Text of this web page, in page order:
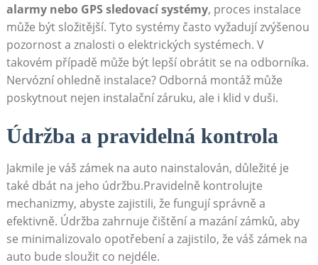
alarmy nebo GPS sledovací systémy, proces instalace
může být složitější. Tyto systémy často vyžadují zvýšenou
pozornost a znalosti o elektrických systémech. V
takovém případě může být lepší obrátit se na odborníka.
Nervózní ohledně instalace? Odborná montáž může
poskytnout nejen instalační záruku, ale i klid v duši.
Údržba a pravidelná kontrola
Jakmile je váš zámek na auto nainstalován, důležité je
také dbát na jeho údržbu.Pravidelně kontrolujte
mechanizmy, abyste zajistili, že fungují správně a
efektivně. Údržba zahrnuje čištění a mazání zámků, aby
se minimalizovalo opotřebení a zajistilo, že váš zámek na
auto bude sloužit co nejdéle.